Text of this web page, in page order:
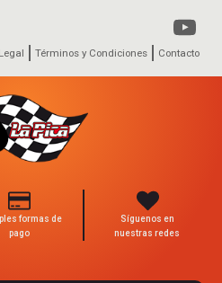
Términos y Condiciones Contacto
formas de
pago
Síguenos en
nuestras redes